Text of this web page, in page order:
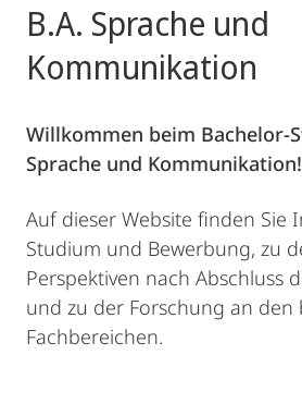
B.A. Sprache und
Kommunikation
Willkommen beim Bachelor-
Sprache und Kommunikation!
Auf dieser Website finden Sie
Studium und Bewerbung, zu
Perspektiven nach Abschluss
und zu der Forschung an den
Fachbereichen.